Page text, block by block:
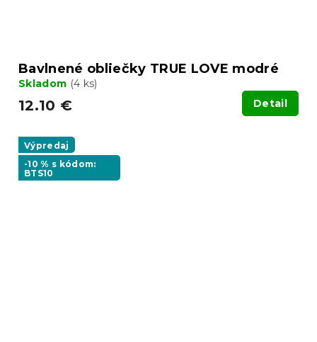
Bavlnené obliečky TRUE LOVE modré
Skladom (4 ks)
12.10 € Detail
Výpredaj
-10 % s kódom:
BTS10